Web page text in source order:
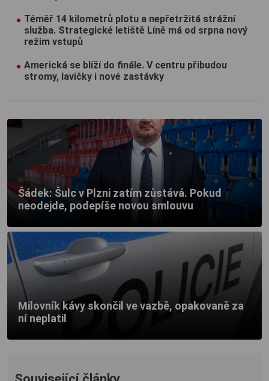
Téměř 14 kilometrů plotu a nepřetržitá strážní
služba. Strategické letiště Líně má od srpna nový
režim vstupů
Americká se blíží do finále. V centru přibudou
stromy, lavičky i nové zastávky
Šádek: Šulc v Plzni zatím zůstává. Pokud
neodejde, podepíše novou smlouvu
Milovník kávy skončil ve vazbě, opakovaně za
ní neplatil